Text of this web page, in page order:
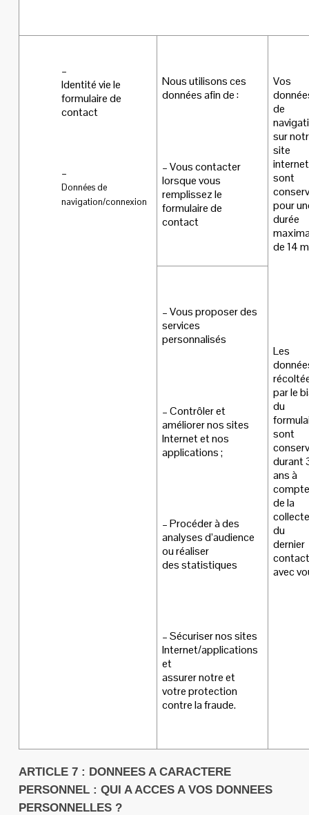
–
Identité vie le
formulaire de
contact
–
Données de
navigation/connexion
Nous utilisons ces
données afin de :
– Vous contacter
lorsque vous
remplissez le
formulaire de
contact
Vos
de
sur
site
internet
sont
pour
durée
de 14
Les
par le
du
sont
durant
ans à
de la
du
dernier
contact
avec
– Vous proposer des
services
personnalisés
– Contrôler et
améliorer nos sites
Internet et nos
applications ;
– Procéder à des
analyses d’audience
ou réaliser
des statistiques
– Sécuriser nos sites
Internet/applications
et
assurer notre et
votre protection
contre la fraude.
ARTICLE 7 : DONNEES A CARACTERE
PERSONNEL : QUI A ACCES A VOS DONNEES
PERSONNELLES ?